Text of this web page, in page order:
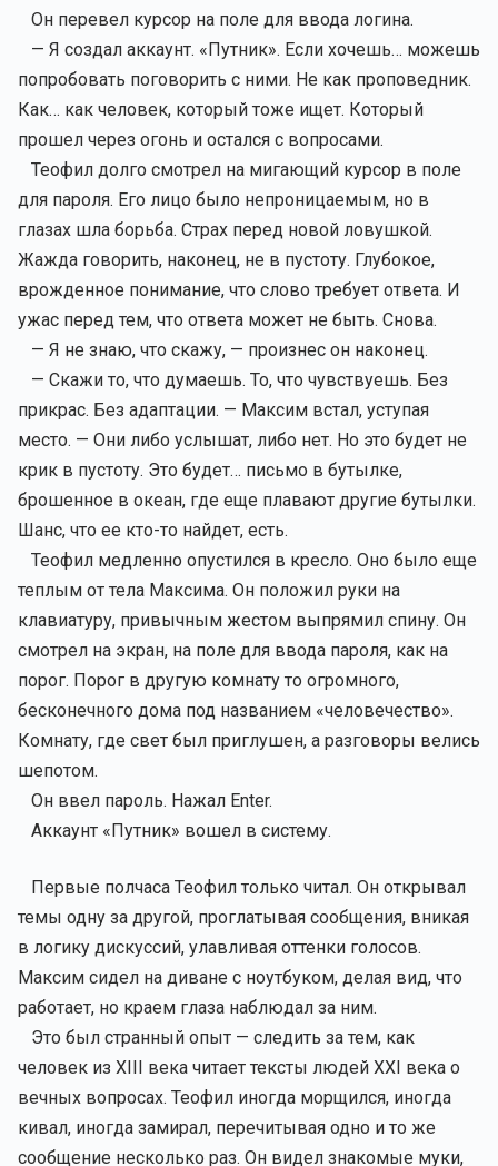
Он перевел курсор на поле для ввода логина.
— Я создал аккаунт. «Путник». Если хочешь… можешь
попробовать поговорить с ними. Не как проповедник.
Как… как человек, который тоже ищет. Который
прошел через огонь и остался с вопросами.
Теофил долго смотрел на мигающий курсор в поле
для пароля. Его лицо было непроницаемым, но в
глазах шла борьба. Страх перед новой ловушкой.
Жажда говорить, наконец, не в пустоту. Глубокое,
врожденное понимание, что слово требует ответа. И
ужас перед тем, что ответа может не быть. Снова.
— Я не знаю, что скажу, — произнес он наконец.
— Скажи то, что думаешь. То, что чувствуешь. Без
прикрас. Без адаптации. — Максим встал, уступая
место. — Они либо услышат, либо нет. Но это будет не
крик в пустоту. Это будет… письмо в бутылке,
брошенное в океан, где еще плавают другие бутылки.
Шанс, что ее кто-то найдет, есть.
Теофил медленно опустился в кресло. Оно было еще
теплым от тела Максима. Он положил руки на
клавиатуру, привычным жестом выпрямил спину. Он
смотрел на экран, на поле для ввода пароля, как на
порог. Порог в другую комнату то огромного,
бесконечного дома под названием «человечество».
Комнату, где свет был приглушен, а разговоры велись
шепотом.
Он ввел пароль. Нажал Enter.
Аккаунт «Путник» вошел в систему.
Первые полчаса Теофил только читал. Он открывал
темы одну за другой, проглатывая сообщения, вникая
в логику дискуссий, улавливая оттенки голосов.
Максим сидел на диване с ноутбуком, делая вид, что
работает, но краем глаза наблюдал за ним.
Это был странный опыт — следить за тем, как
человек из XIII века читает тексты людей XXI века о
вечных вопросах. Теофил иногда морщился, иногда
кивал, иногда замирал, перечитывая одно и то же
сообщение несколько раз. Он видел знакомые муки,